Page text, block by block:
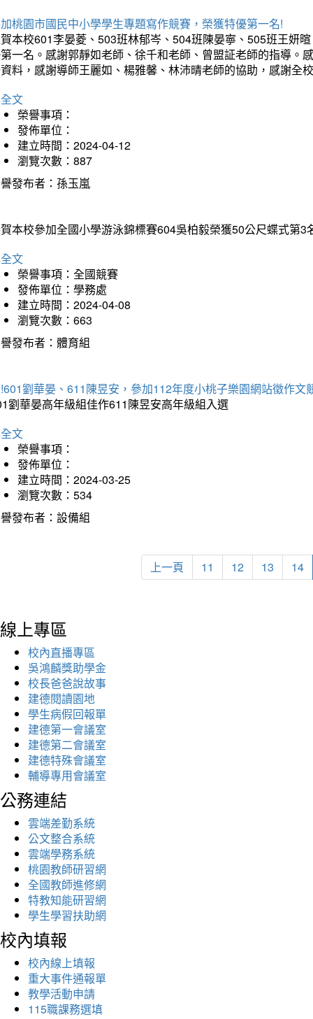
桃園市國民中小學學生專題寫作競賽，榮獲特優第一名!
本校601李晏菱、503班林郁岑、504班陳晏寧、505班王妍
一名。感謝郭靜如老師、徐千和老師、曾盟証老師的指導。
料，感謝導師王麗如、楊雅馨、林沛晴老師的協助，感謝全
文
榮譽事項：
發佈單位：
建立時間：2024-04-12
瀏覽次數：887
發布者：孫玉嵐
本校參加全國小學游泳錦標賽604吳柏毅榮獲50公尺蝶式第
文
榮譽事項：全國競賽
發佈單位：學務處
建立時間：2024-04-08
瀏覽次數：663
發布者：體育組
劉華晏、611陳昱安，參加112年度小桃子樂園網站徵作文
劉華晏高年級組佳作611陳昱安高年級組入選
文
榮譽事項：
發佈單位：
建立時間：2024-03-25
瀏覽次數：534
發布者：設備組
上一頁 11 12 13 14
線上專區
校內直播專區
吳鴻麟獎助學金
校長爸爸說故事
建德閱讀園地
學生病假回報單
建德第一會議室
建德第二會議室
建德特殊會議室
輔導專用會議室
公務連結
雲端差勤系統
公文整合系統
雲端學務系統
桃園教師研習網
全國教師進修網
特教知能研習網
學生學習扶助網
校內填報
校內線上填報
重大事件通報單
教學活動申請
115職課務選填